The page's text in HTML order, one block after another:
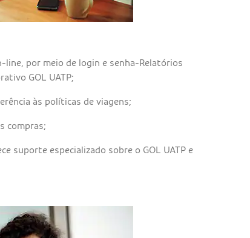
por meio de login e senha-Relatórios
GOL UATP;
às políticas de viagens;
compras;
suporte especializado sobre o GOL UATP e